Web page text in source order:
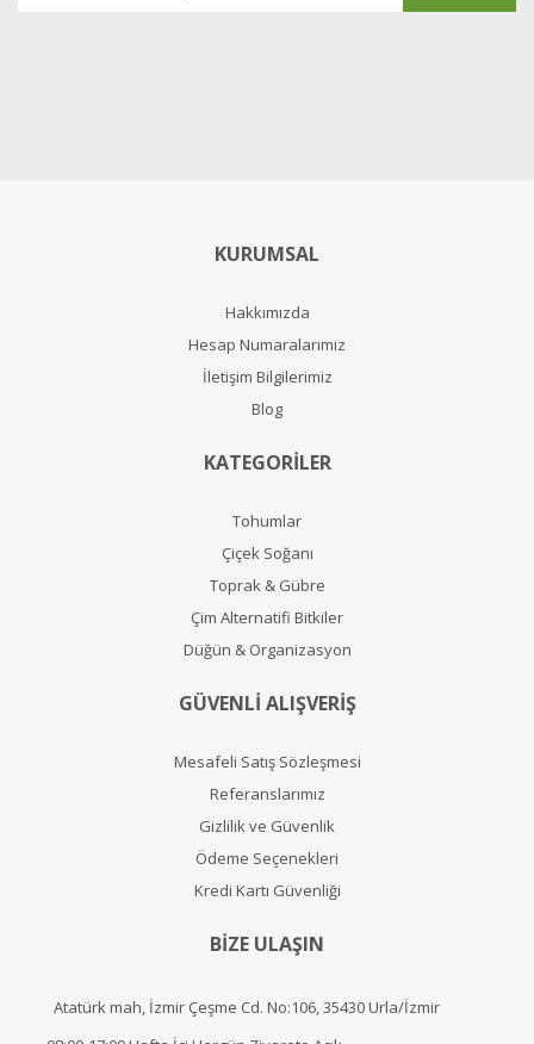
KURUMSAL
Hakkımızda
Hesap Numaralarımız
İletişim Bilgilerimiz
Blog
KATEGORİLER
Tohumlar
Çiçek Soğanı
Toprak & Gübre
Çim Alternatifi Bitkiler
Düğün & Organizasyon
GÜVENLİ ALIŞVERİŞ
Mesafeli Satış Sözleşmesi
Referanslarımız
Gizlilik ve Güvenlik
Ödeme Seçenekleri
Kredi Kartı Güvenliği
BİZE ULAŞIN
Atatürk mah, İzmir Çeşme Cd. No:106, 35430 Urla/İzmir